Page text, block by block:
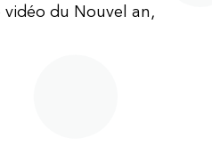
du Nouvel an,